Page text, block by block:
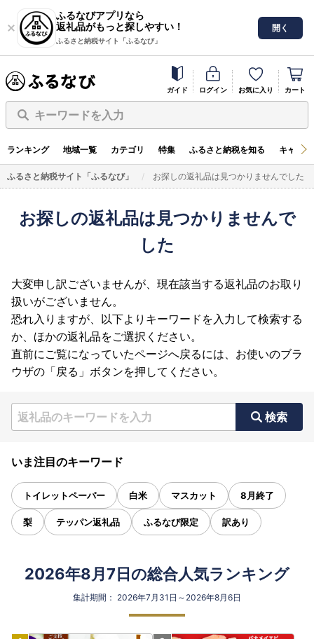
ふるなびアプリなら
返礼品がもっと探しやすい！
ふるさと納税サイト「ふるなび」
開く
ガイド ログイン お気に入り カート
キーワードを入力
ランキング 地域一覧 カテゴリ 特集 ふるさと納税を知る キャン
ふるさと納税サイト「ふるなび」 お探しの返礼品は見つかりませんでした
お探しの返礼品は見つかりませんで
した
大変申し訳ございませんが、現在該当する返礼品のお取り
扱いがございません。
恐れ入りますが、以下よりキーワードを入力して検索する
か、ほかの返礼品をご選択ください。
直前にご覧になっていたページへ戻るには、お使いのブラ
ウザの「戻る」ボタンを押してください。
検索
いま注目のキーワード
トイレットペーパー 白米 マスカット 8月終了
梨 テッパン返礼品 ふるなび限定 訳あり
2026年8月7日の総合人気ランキング
集計期間： 2026年7月31日～2026年8月6日